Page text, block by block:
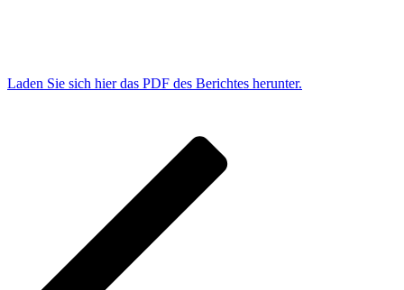
Laden Sie sich hier das PDF des Berichtes herunter.